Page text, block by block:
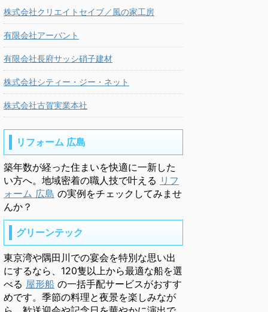
株式会社クリエイトセイブ／風の家工房
有限会社アーバント
有限会社長府サッシ硝子建材
株式会社シティー・ジー・ネット
株式会社古賀実業本社
リフォーム 広島
築年数が経った住まいを快適に一新した
い方へ。地域密着の職人技で叶える リフ
ォーム 広島 の実例をチェックしてみませ
んか？
グリーンテック
東京湾や隅田川での宴会を特別な思い出
にするなら、120隻以上から最適な船を選
べる 屋形船 の一括手配サービスがおすす
めです。季節の料理と夜景を楽しみなが